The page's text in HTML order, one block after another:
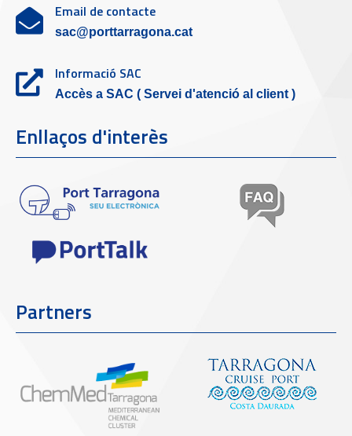
Email de contacte
sac@porttarragona.cat
Informació SAC
Accès a SAC ( Servei d'atenció al client )
Enllaços d'interès
Partners